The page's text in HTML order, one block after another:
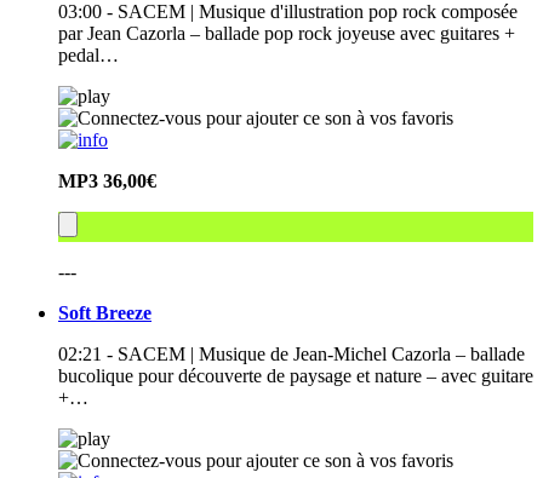
03:00 - SACEM | Musique d'illustration pop rock composée
par Jean Cazorla – ballade pop rock joyeuse avec guitares +
pedal…
MP3 36,00€
---
Soft Breeze
02:21 - SACEM | Musique de Jean-Michel Cazorla – ballade
bucolique pour découverte de paysage et nature – avec guitare
+…